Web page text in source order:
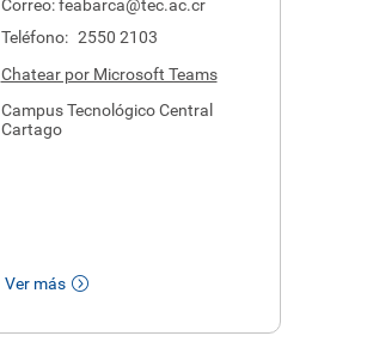
Correo:feabarca@tec.ac.cr
Teléfono: 2550 2103
Chatear por Microsoft Teams
Campus Tecnológico Central
Cartago
Ver más